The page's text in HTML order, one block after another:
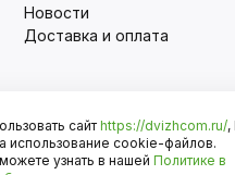
Новости
Доставка и оплата
Оплата
сайт https://dvizhcom.ru/,
использование cookie-файлов.
узнать в нашей Политике в